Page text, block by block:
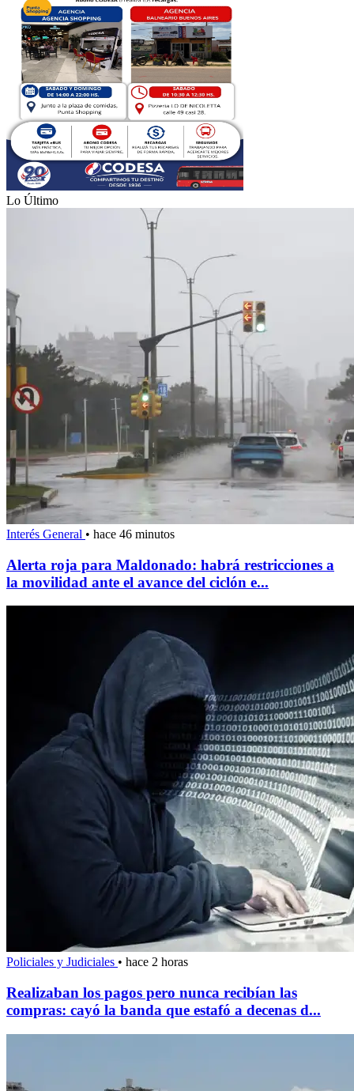
Lo Último
Interés General • hace 46 minutos
Alerta roja para Maldonado: habrá restricciones a
la movilidad ante el avance del ciclón e...
Policiales y Judiciales • hace 2 horas
Realizaban los pagos pero nunca recibían las
compras: cayó la banda que estafó a decenas d...